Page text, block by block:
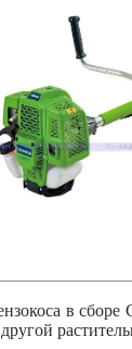
в сборе